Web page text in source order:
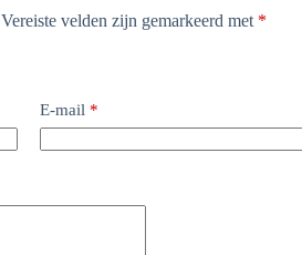
Vereiste velden zijn gemarkeerd met *
E-mail *